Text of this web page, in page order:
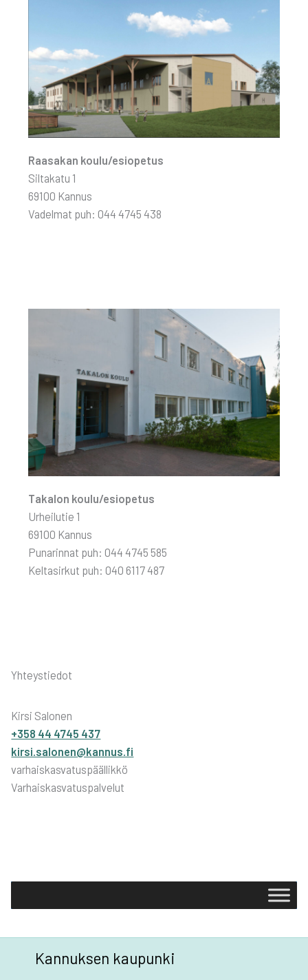
Raa­sa­kan koulu/esiopetus
Sil­ta­ka­tu 1
69100 Kan­nus
Vadel­mat puh: 044 4745 438
Taka­lon koulu/esiopetus
Urhei­lu­tie 1
69100 Kan­nus
Puna­rin­nat puh: 044 4745 585
Kel­ta­sir­kut puh: 040 6117 487
Yhteystiedot
Kirsi Salonen
+358 44 4745 437
kirsi.salonen@kannus.fi
varhaiskasvatuspäällikkö
Varhaiskasvatuspalvelut
Kannuksen kaupunki